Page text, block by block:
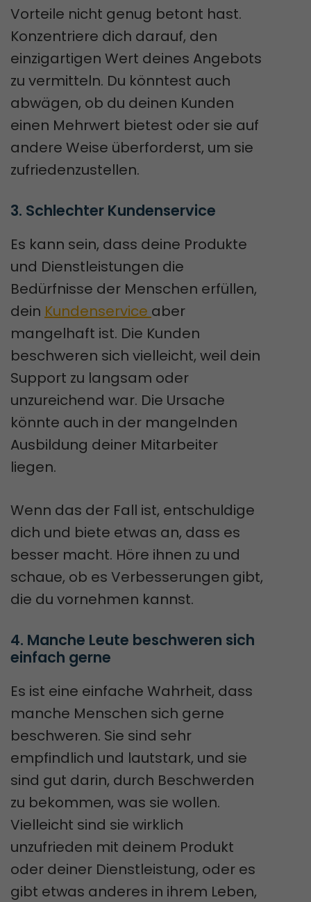
Vorteile nicht genug betont hast.
Konzentriere dich darauf, den
einzigartigen Wert deines Angebots
zu vermitteln. Du könntest auch
abwägen, ob du deinen Kunden
einen Mehrwert bietest oder sie auf
andere Weise überforderst, um sie
zufriedenzustellen.
3. Schlechter Kundenservice
Es kann sein, dass deine Produkte
und Dienstleistungen die
Bedürfnisse der Menschen erfüllen,
dein Kundenservice aber
mangelhaft ist. Die Kunden
beschweren sich vielleicht, weil dein
Support zu langsam oder
unzureichend war. Die Ursache
könnte auch in der mangelnden
Ausbildung deiner Mitarbeiter
liegen.
Wenn das der Fall ist, entschuldige
dich und biete etwas an, dass es
besser macht. Höre ihnen zu und
schaue, ob es Verbesserungen gibt,
die du vornehmen kannst.
4. Manche Leute beschweren sich
einfach gerne
Es ist eine einfache Wahrheit, dass
manche Menschen sich gerne
beschweren. Sie sind sehr
empfindlich und lautstark, und sie
sind gut darin, durch Beschwerden
zu bekommen, was sie wollen.
Vielleicht sind sie wirklich
unzufrieden mit deinem Produkt
oder deiner Dienstleistung, oder es
gibt etwas anderes in ihrem Leben,